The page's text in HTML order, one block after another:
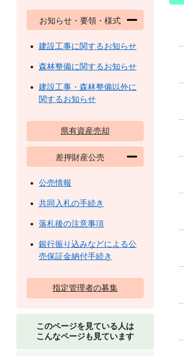
お知らせ・要領・様式
建設工事に関するお知らせ
森林整備に関するお知らせ
建設工事・森林整備以外に
関するお知らせ
県有資産売却
差押財産公売
公売情報
共同入札の手続き
落札後の注意事項
銀行振り込みなどによる公
売保証金納付手続き
指定管理者の募集
このページを見ている人は
こんなページも見ています